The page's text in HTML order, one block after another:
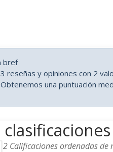
bref
3 reseñas y opiniones con 2
Obtenemos una puntuación
2 Calificaciones ordenadas